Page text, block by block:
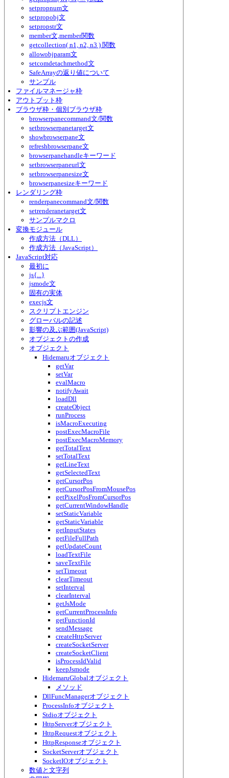
setpropnum文
setpropobj文
setpropstr文
member文,member関数
getcollection( n1, n2, n3 ) 関数
allowobjparam文
setcomdetachmethod文
SafeArrayの返り値について
サンプル
ファイルマネージャ枠
アウトプット枠
ブラウザ枠・個別ブラウザ枠
browserpanecommand文/関数
setbrowserpanetarget文
showbrowserpane文
refreshbrowserpane文
browserpanehandleキーワード
setbrowserpaneurl文
setbrowserpanesize文
browserpanesizeキーワード
レンダリング枠
renderpanecommand文/関数
setrenderanetarget文
サンプルマクロ
変換モジュール
作成方法（DLL）
作成方法（JavaScript）
JavaScript対応
最初に
js{...}
jsmode文
固有の実体
execjs文
スクリプトエンジン
グローバルの記述
影響の及ぶ範囲(JavaScript)
オブジェクトの作成
オブジェクト
Hidemaruオブジェクト
getVar
setVar
evalMacro
notifyAwait
loadDll
createObject
runProcess
isMacroExecuting
postExecMacroFile
postExecMacroMemory
getTotalText
setTotalText
getLineText
getSelectedText
getCursorPos
getCursorPosFromMousePos
getPixelPosFromCursorPos
getCurrentWindowHandle
setStaticVariable
getStaticVariable
getInputStates
getFileFullPath
getUpdateCount
loadTextFile
saveTextFile
setTimeout
clearTimeout
setInterval
clearInterval
getJsMode
getCurrentProcessInfo
getFunctionId
sendMessage
createHttpServer
createSocketServer
createSocketClient
isProcessIdValid
keepJsmode
HidemaruGlobalオブジェクト
メソッド
DllFuncManagerオブジェクト
ProcessInfoオブジェクト
Stdioオブジェクト
HttpServerオブジェクト
HttpRequestオブジェクト
HttpResponseオブジェクト
SocketServerオブジェクト
SocketIOオブジェクト
数値と文字列